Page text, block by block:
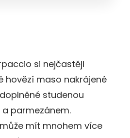
si nejčastěji
hovězí maso nakrájené
studenou
a parmezánem.
mít mnohem více